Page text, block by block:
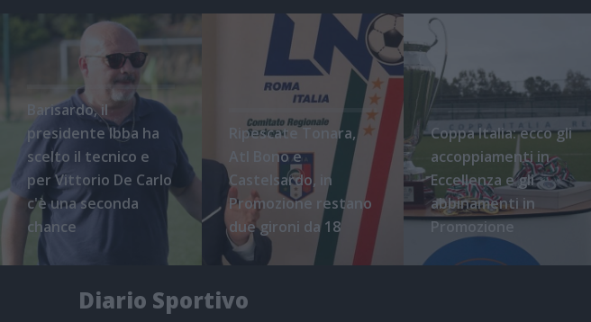
Barisardo, il
presidente Ibba ha
scelto il tecnico e
per Vittorio De Carlo
c'è una seconda
chance
Ripescate Tonara,
Atl Bono e
Castelsardo, in
Promozione restano
due gironi da 18
Coppa Italia: ecco gli
accoppiamenti in
Eccellenza e gli
abbinamenti in
Promozione
Diario Sportivo